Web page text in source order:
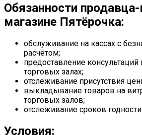
Обязанности
магазине Пятёрочка:
обслуживание на кассах с
расчётом;
предоставление консультаций
торговых залах;
отслеживание присутствия
выкладывание товаров на
торговых залов;
отслеживание сроков годности.
Условия: